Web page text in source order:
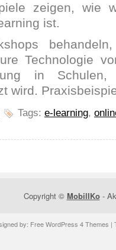
zeigen, wie
ist.
Technologie
in Schulen,
wird.
Tags: e-learning,
Copyright © MobilIKo-
by: Free WordPress 4 Themes |